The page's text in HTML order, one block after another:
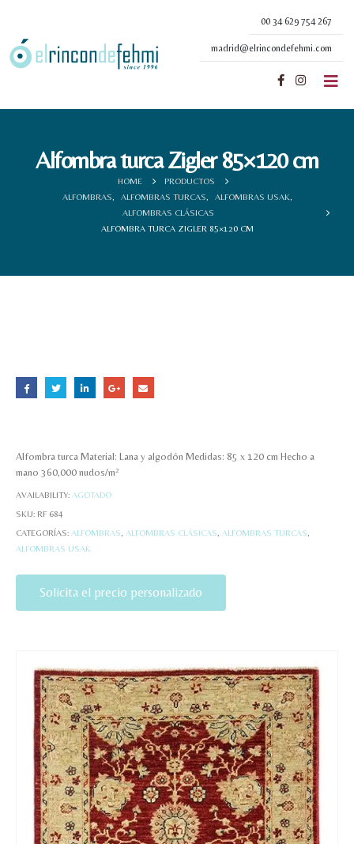
00 34 629 754 267
madrid@elrincondefehmi.com
Alfombra turca Zigler 85×120 cm
HOME
PRODUCTOS
ALFOMBRAS
ALFOMBRAS TURCAS ALFOMBRAS USAK
ALFOMBRAS CLÁSICAS
ALFOMBRA TURCA ZIGLER 85×120 CM
Alfombra turca Material: Lana y algodón Medidas: 85 x 120 cm Hecho a
mano 360,000 nudos/m²
AVAILABILITY: AGOTADO
SKU: RF 684
CATEGORÍAS: ALFOMBRAS ALFOMBRAS CLÁSICAS ALFOMBRAS TURCAS
ALFOMBRAS USAK
Solicita el precio personalizado